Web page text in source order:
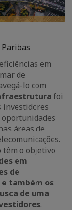
em
de
lo com
foi
investidores
oportunidades
áreas de
têm o objetivo
em
de
também os
de uma
.